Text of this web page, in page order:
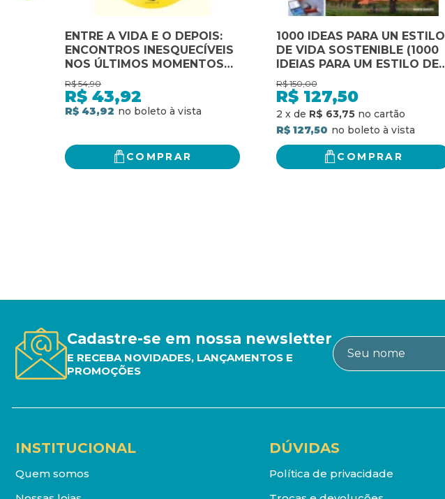
ENTRE A VIDA E O DEPOIS:
ENCONTROS INESQUECÍVEIS
NOS ÚLTIMOS MOMENTOS
DA VIDA
R$ 54,90
R$ 43,92
R$ 43,92
COMPRAR
1000 IDEAS PARA UN ESTILO
DE VIDA SOSTENIBLE (1000
IDEIAS PARA UM ESTILO DE
VIDA SUSTENTÁVEL)
R$ 150,00
R$ 127,50
2 x de R$ 63,75
R$ 127,50
COMPRAR
Cadastre-se em nossa newsletter
E RECEBA NOVIDADES, LANÇAMENTOS E
PROMOÇÕES
INSTITUCIONAL
Quem somos
DÚVIDAS
Política de privacidade